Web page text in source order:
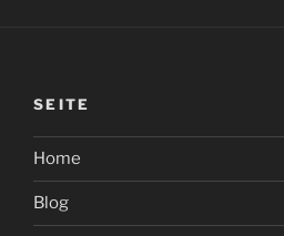
SEITE
Home
Blog